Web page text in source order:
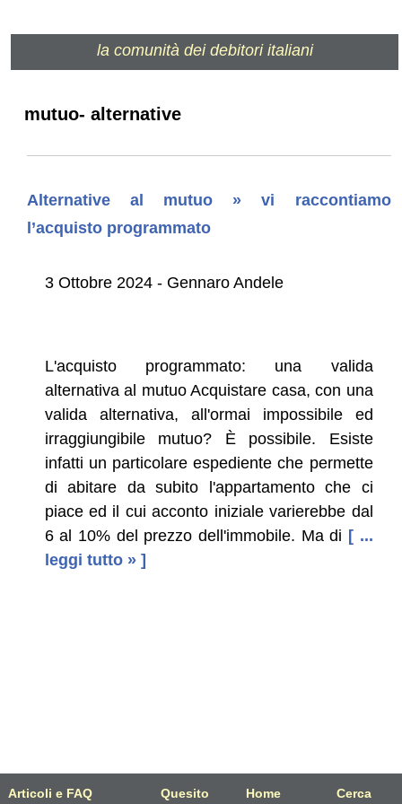
la comunità dei debitori italiani
Articoli e FAQ Quesito Home Cerca
mutuo- alternative
Alternative al mutuo » vi raccontiamo
l’acquisto programmato
3 Ottobre 2024 - Gennaro Andele
L'acquisto programmato: una valida
alternativa al mutuo Acquistare casa, con una
valida alternativa, all'ormai impossibile ed
irraggiungibile mutuo? È possibile. Esiste
infatti un particolare espediente che permette
di abitare da subito l'appartamento che ci
piace ed il cui acconto iniziale varierebbe dal
6 al 10% del prezzo dell'immobile. Ma di [ ...
leggi tutto » ]